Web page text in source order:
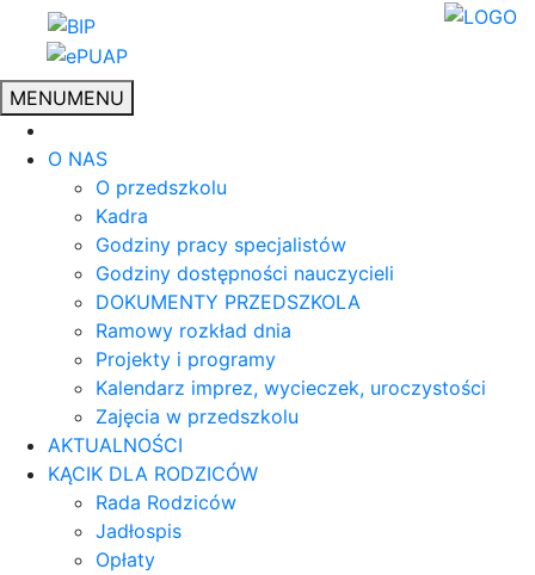
MENUMENU
O NAS
O przedszkolu
Kadra
Godziny pracy specjalistów
Godziny dostępności nauczycieli
DOKUMENTY PRZEDSZKOLA
Ramowy rozkład dnia
Projekty i programy
Kalendarz imprez, wycieczek, uroczystości
Zajęcia w przedszkolu
AKTUALNOŚCI
KĄCIK DLA RODZICÓW
Rada Rodziców
Jadłospis
Opłaty